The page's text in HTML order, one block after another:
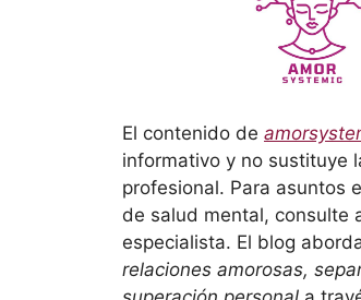
El contenido de
informativo y no sustituye
profesional. Para asuntos
de salud mental, consulte
especialista. El blog
relaciones amorosas,